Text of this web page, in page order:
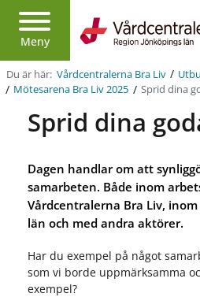
Meny
Region
Jönköpings
län
Du är här: Vårdcentralerna Bra Liv /
/ Mötesarena Bra Liv 2025 / Sprid dina
Sprid dina
Dagen handlar om att
samarbeten. Både inom
Vårdcentralerna Bra Liv,
län och med andra aktörer.
Har du exempel på något
som vi borde uppmärksamma
exempel?